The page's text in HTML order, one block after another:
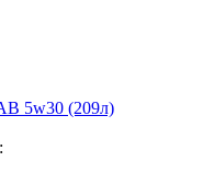
5w30 (209л)